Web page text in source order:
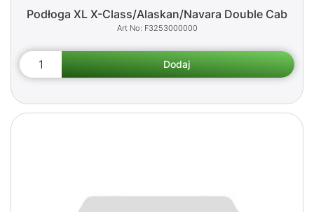
Podłoga XL X-Class/Alaskan/Navara Double Cab
F3253000000